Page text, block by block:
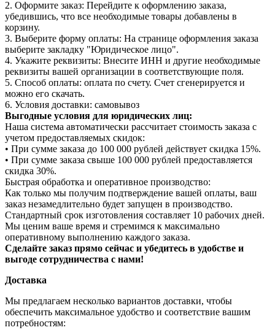
2. Оформите заказ: Перейдите к оформлению заказа,
убедившись, что все необходимые товары добавлены в
корзину.
3. Выберите форму оплаты: На странице оформления заказа
выберите закладку "Юридическое лицо".
4. Укажите реквизиты: Внесите ИНН и другие необходимые
реквизиты вашей организации в соответствующие поля.
5. Способ оплаты: оплата по счету. Счет сгенерируется и
можно его скачать.
6. Условия доставки: самовывоз
Выгодные условия для юридических лиц:
Наша система автоматически рассчитает стоимость заказа с
учетом предоставляемых скидок:
• При сумме заказа до 100 000 рублей действует скидка 15%.
• При сумме заказа свыше 100 000 рублей предоставляется
скидка 30%.
Быстрая обработка и оперативное производство:
Как только мы получим подтверждение вашей оплаты, ваш
заказ незамедлительно будет запущен в производство.
Стандартный срок изготовления составляет 10 рабочих дней.
Мы ценим ваше время и стремимся к максимально
оперативному выполнению каждого заказа.
Сделайте заказ прямо сейчас и убедитесь в удобстве и
выгоде сотрудничества с нами!
Доставка
Мы предлагаем несколько вариантов доставки, чтобы
обеспечить максимальное удобство и соответствие вашим
потребностям: